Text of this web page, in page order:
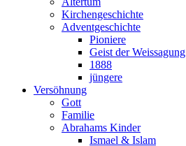
Kirchengeschichte
Adventgeschichte
Pioniere
Geist der Weissagung
1888
jüngere
Versöhnung
Gott
Familie
Abrahams Kinder
Ismael & Islam